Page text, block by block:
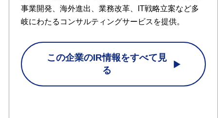
事業開発、海外進出、業務改革、IT戦略立案など多
岐にわたるコンサルティングサービスを提供。
この企業のIR情報をすべて見
る